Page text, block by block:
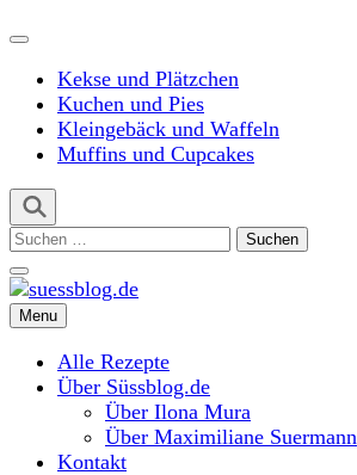
Kekse und Plätzchen
Kuchen und Pies
Kleingebäck und Waffeln
Muffins und Cupcakes
Suchen
suessblog.de
Menu
Alle Rezepte
Über Süssblog.de
Über Ilona Mura
Über Maximiliane Suermann
Kontakt